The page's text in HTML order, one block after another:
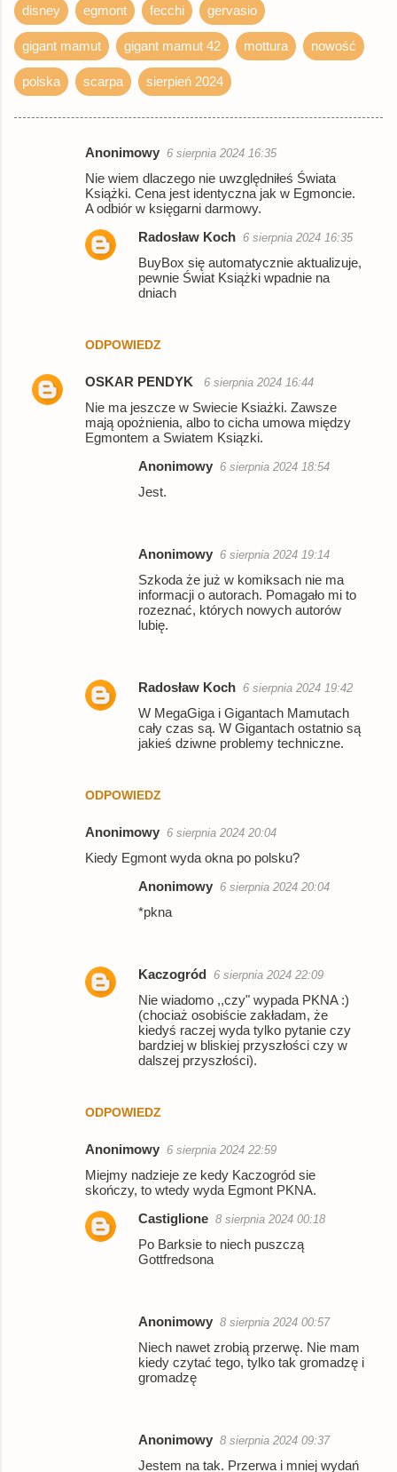
disney egmont fecchi gervasio
gigant mamut gigant mamut 42 mottura nowość
polska scarpa sierpień 2024
e
Anonimowy 6 sierpnia 2024 16:35
Nie wiem dlaczego nie uwzględniłeś Świata
Książki. Cena jest identyczna jak w Egmoncie.
A odbiór w księgarni darmowy.
ODPOWIEDZ
Radosław Koch 6 sierpnia 2024 16:35
BuyBox się automatycznie aktualizuje,
pewnie Świat Książki wpadnie na
dniach
OSKAR PENDYK 6 sierpnia 2024 16:44
Nie ma jeszcze w Swiecie Ksiażki. Zawsze
mają opożnienia, albo to cicha umowa między
Egmontem a Swiatem Ksiązki.
ODPOWIEDZ
Anonimowy 6 sierpnia 2024 18:54
Jest.
Anonimowy 6 sierpnia 2024 19:14
Szkoda że już w komiksach nie ma
informacji o autorach. Pomagało mi to
rozeznać, których nowych autorów
lubię.
Radosław Koch 6 sierpnia 2024 19:42
W MegaGiga i Gigantach Mamutach
cały czas są. W Gigantach ostatnio są
jakieś dziwne problemy techniczne.
Anonimowy 6 sierpnia 2024 20:04
Kiedy Egmont wyda okna po polsku?
ODPOWIEDZ
Anonimowy 6 sierpnia 2024 20:04
*pkna
Kaczogród 6 sierpnia 2024 22:09
Nie wiadomo ,,czy" wypada PKNA :)
(chociaż osobiście zakładam, że
kiedyś raczej wyda tylko pytanie czy
bardziej w bliskiej przyszłości czy w
dalszej przyszłości).
Anonimowy 6 sierpnia 2024 22:59
Miejmy nadzieje ze kedy Kaczogród sie
skończy, to wtedy wyda Egmont PKNA.
Castiglione 8 sierpnia 2024 00:18
Po Barksie to niech puszczą
Gottfredsona
Anonimowy 8 sierpnia 2024 00:57
Niech nawet zrobią przerwę. Nie mam
kiedy czytać tego, tylko tak gromadzę i
gromadzę
Anonimowy 8 sierpnia 2024 09:37
Jestem na tak. Przerwa i mniej wydań